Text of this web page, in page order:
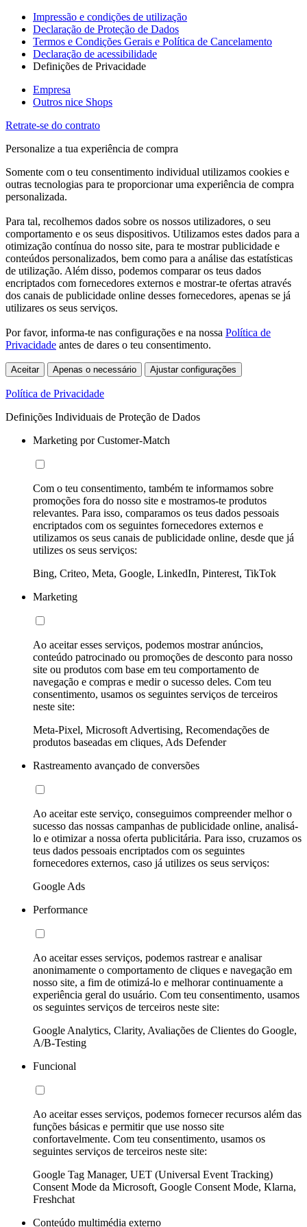
Impressão e condições de utilização
Declaração de Proteção de Dados
Termos e Condições Gerais e Política de Cancelamento
Declaração de acessibilidade
Definições de Privacidade
Empresa
Outros nice Shops
Retrate-se do contrato
Personalize a tua experiência de compra
Somente com o teu consentimento individual utilizamos cookies e
outras tecnologias para te proporcionar uma experiência de compra
personalizada.
Para tal, recolhemos dados sobre os nossos utilizadores, o seu
comportamento e os seus dispositivos. Utilizamos estes dados para a
otimização contínua do nosso site, para te mostrar publicidade e
conteúdos personalizados, bem como para a análise das estatísticas
de utilização. Além disso, podemos comparar os teus dados
encriptados com fornecedores externos e mostrar-te ofertas através
dos canais de publicidade online desses fornecedores, apenas se já
utilizares os seus serviços.
Por favor, informa-te nas configurações e na nossa Política de
Privacidade antes de dares o teu consentimento.
Aceitar Apenas o necessário Ajustar configurações
Política de Privacidade
Definições Individuais de Proteção de Dados
Marketing por Customer-Match
Com o teu consentimento, também te informamos sobre
promoções fora do nosso site e mostramos-te produtos
relevantes. Para isso, comparamos os teus dados pessoais
encriptados com os seguintes fornecedores externos e
utilizamos os seus canais de publicidade online, desde que já
utilizes os seus serviços:
Bing, Criteo, Meta, Google, LinkedIn, Pinterest, TikTok
Marketing
Ao aceitar esses serviços, podemos mostrar anúncios,
conteúdo patrocinado ou promoções de desconto para nosso
site ou produtos com base em teu comportamento de
navegação e compras e medir o sucesso deles. Com teu
consentimento, usamos os seguintes serviços de terceiros
neste site:
Meta-Pixel, Microsoft Advertising, Recomendações de
produtos baseadas em cliques, Ads Defender
Rastreamento avançado de conversões
Ao aceitar este serviço, conseguimos compreender melhor o
sucesso das nossas campanhas de publicidade online, analisá-
lo e otimizar a nossa oferta publicitária. Para isso, cruzamos os
teus dados pessoais encriptados com os seguintes
fornecedores externos, caso já utilizes os seus serviços:
Google Ads
Performance
Ao aceitar esses serviços, podemos rastrear e analisar
anonimamente o comportamento de cliques e navegação em
nosso site, a fim de otimizá-lo e melhorar continuamente a
experiência geral do usuário. Com teu consentimento, usamos
os seguintes serviços de terceiros neste site:
Google Analytics, Clarity, Avaliações de Clientes do Google,
A/B-Testing
Funcional
Ao aceitar esses serviços, podemos fornecer recursos além das
funções básicas e permitir que use nosso site
confortavelmente. Com teu consentimento, usamos os
seguintes serviços de terceiros neste site:
Google Tag Manager, UET (Universal Event Tracking)
Consent Mode da Microsoft, Google Consent Mode, Klarna,
Freshchat
Conteúdo multimédia externo